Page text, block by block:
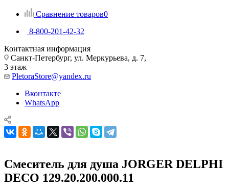
Сравнение товаров0
8-800-201-42-32
Контактная информация
Санкт-Петербург, ул. Меркурьева, д. 7,
3 этаж
PletoraStore@yandex.ru
Вконтакте
WhatsApp
Смеситель для душа JORGER DELPHI
DECO 129.20.200.000.11